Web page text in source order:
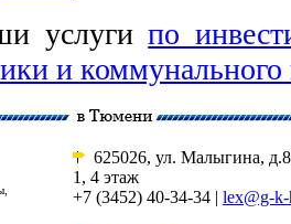
услугипо
и коммунального
625026, ул. Малыгина,
1, 4 этаж
+7 (3452) 40-34-34 | lex@g-